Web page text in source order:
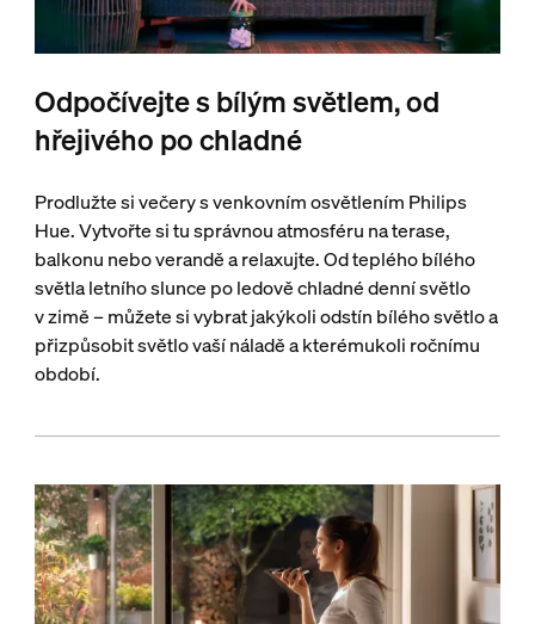
Odpočívejte s bílým světlem, od
hřejivého po chladné
Prodlužte si večery s venkovním osvětlením Philips
Hue. Vytvořte si tu správnou atmosféru na terase,
balkonu nebo verandě a relaxujte. Od teplého bílého
světla letního slunce po ledově chladné denní světlo
v zimě – můžete si vybrat jakýkoli odstín bílého světlo a
přizpůsobit světlo vaší náladě a kterémukoli ročnímu
období.